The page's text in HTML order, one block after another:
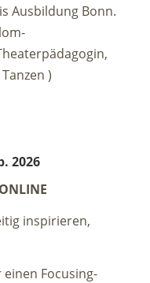
Ausbildung Bonn.
)
2026
inspirieren,
Focusing-